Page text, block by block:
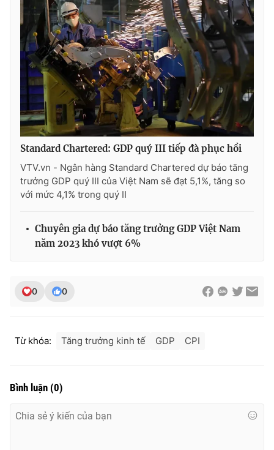
Standard Chartered: GDP quý III tiếp đà phục hồi
VTV.vn - Ngân hàng Standard Chartered dự báo tăng
trưởng GDP quý III của Việt Nam sẽ đạt 5,1%, tăng so
với mức 4,1% trong quý II
Chuyên gia dự báo tăng trưởng GDP Việt Nam
năm 2023 khó vượt 6%
0 0
Từ khóa: Tăng trưởng kinh tế GDP CPI
Bình luận (0)